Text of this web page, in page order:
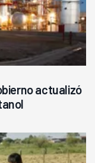
actualizó